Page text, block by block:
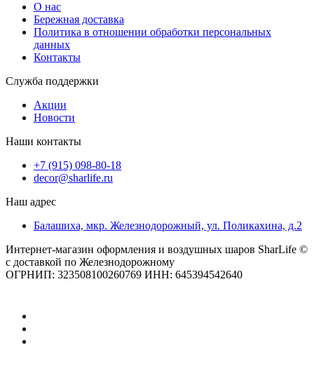
О нас
Бережная доставка
Политика в отношении обработки персональных
данных
Контакты
Служба поддержки
Акции
Новости
Наши контакты
+7 (915) 098-80-18
decor@sharlife.ru
Наш адрес
Балашиха, мкр. Железнодорожный, ул. Поликахина, д.2
Интернет-магазин оформления и воздушных шаров SharLife ©
с доставкой по Железнодорожному
ОГРНИП: 323508100260769 ИНН: 645394542640